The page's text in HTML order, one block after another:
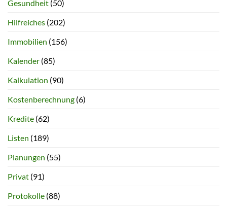
Gesundheit (50)
Hilfreiches (202)
Immobilien (156)
Kalender (85)
Kalkulation (90)
Kostenberechnung (6)
Kredite (62)
Listen (189)
Planungen (55)
Privat (91)
Protokolle (88)